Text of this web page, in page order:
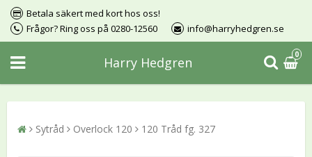
Betala säkert med kort hos oss!
Frågor? Ring oss på 0280-12560
info@harryhedgren.se
Harry Hedgren
0
Sytråd Overlock 120 120 Tråd fg. 327